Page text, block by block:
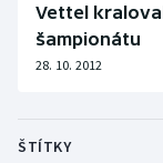
Ragby
Rychlobruslení
Vettel
šampionátu
28. 10. 2012
ŠTÍTKY